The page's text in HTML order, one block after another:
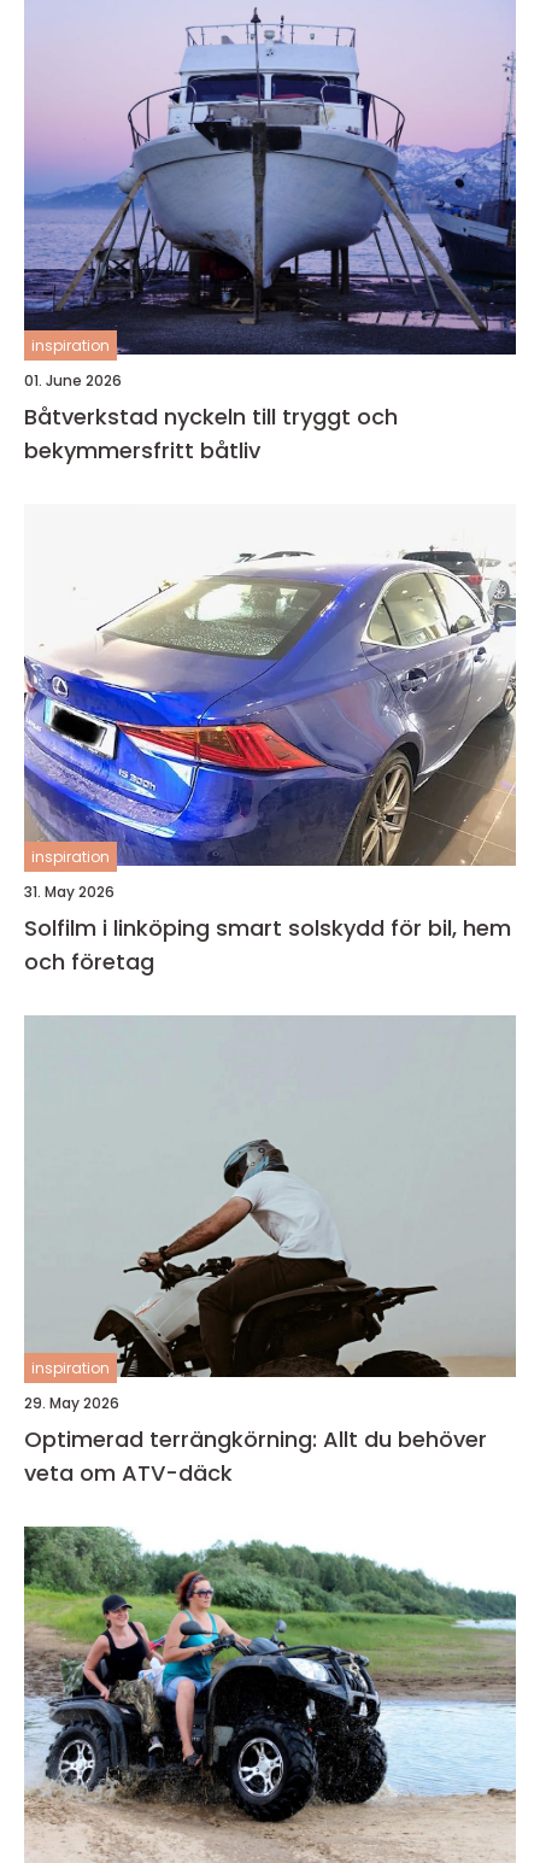
inspiration
01. June 2026
Båtverkstad nyckeln till tryggt och
bekymmersfritt båtliv
inspiration
31. May 2026
Solfilm i linköping smart solskydd för bil, hem
och företag
inspiration
29. May 2026
Optimerad terrängkörning: Allt du behöver
veta om ATV-däck